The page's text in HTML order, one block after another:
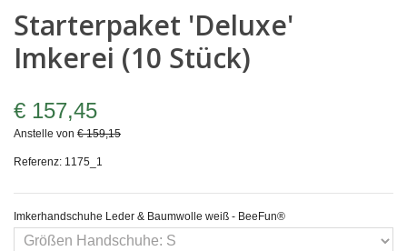
Starterpaket 'Deluxe'
Imkerei (10 Stück)
€ 157,45
Anstelle von € 159,15
Referenz: 1175_1
Imkerhandschuhe Leder & Baumwolle weiß - BeeFun®